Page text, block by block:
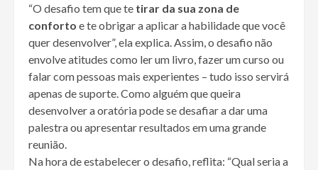
“O desafio tem que te tirar da sua zona de
conforto e te obrigar a aplicar a habilidade que você
quer desenvolver”, ela explica. Assim, o desafio não
envolve atitudes como ler um livro, fazer um curso ou
falar com pessoas mais experientes – tudo isso servirá
apenas de suporte. Como alguém que queira
desenvolver a oratória pode se desafiar a dar uma
palestra ou apresentar resultados em uma grande
reunião.
Na hora de estabelecer o desafio, reflita: “Qual seria a